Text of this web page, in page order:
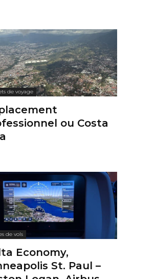
de voyage
ou Costa
de vols
Economy,
St. Paul –